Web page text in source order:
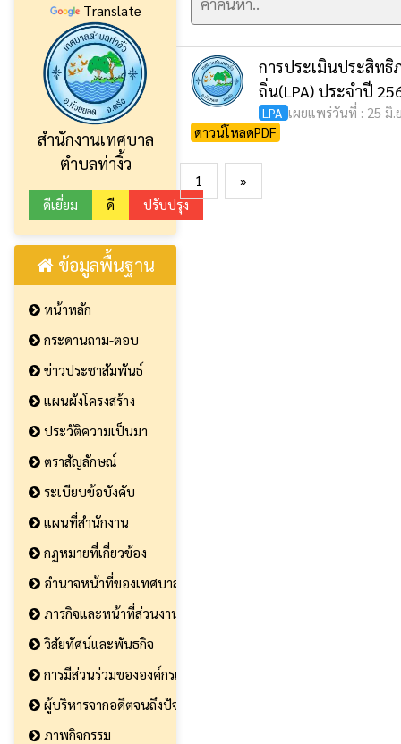
Translate
สำนักงานเทศบาล
ตำบลท่างิ้ว
ดีเยี่ยม ดี ปรับปรุง
ข้อมูลพื้นฐาน
หน้าหลัก
กระดานถาม-ตอบ
ข่าวประชาสัมพันธ์
แผนผังโครงสร้าง
ประวัติความเป็นมา
ตราสัญลักษณ์
ระเบียบข้อบังคับ
แผนที่สำนักงาน
กฏหมายที่เกี่ยวข้อง
อำนาจหน้าที่ของเทศบาล
ภารกิจและหน้าที่ส่วนงาน
วิสัยทัศน์และพันธกิจ
การมีส่วนร่วมขององค์กรและประชาชน
ผู้บริหารจากอดีตจนถึงปัจจุบัน
ภาพกิจกรรม
การประเมินประสิท
ถิ่น(LPA) ประจำปี
LPA เผยแพร่วันที่ : 25 มิ.
ดาวน์โหลดPDF
1 »